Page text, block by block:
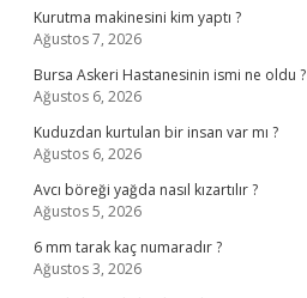
Kurutma makinesini kim yaptı ?
Ağustos 7, 2026
Bursa Askeri Hastanesinin ismi ne oldu ?
Ağustos 6, 2026
Kuduzdan kurtulan bir insan var mı ?
Ağustos 6, 2026
Avcı böreği yağda nasıl kızartılır ?
Ağustos 5, 2026
6 mm tarak kaç numaradır ?
Ağustos 3, 2026